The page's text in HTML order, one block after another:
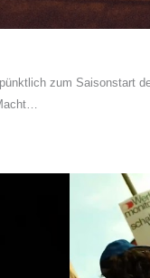
zum Saisonstart